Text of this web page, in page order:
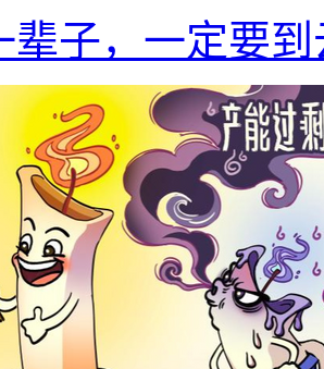
辈子，一定要